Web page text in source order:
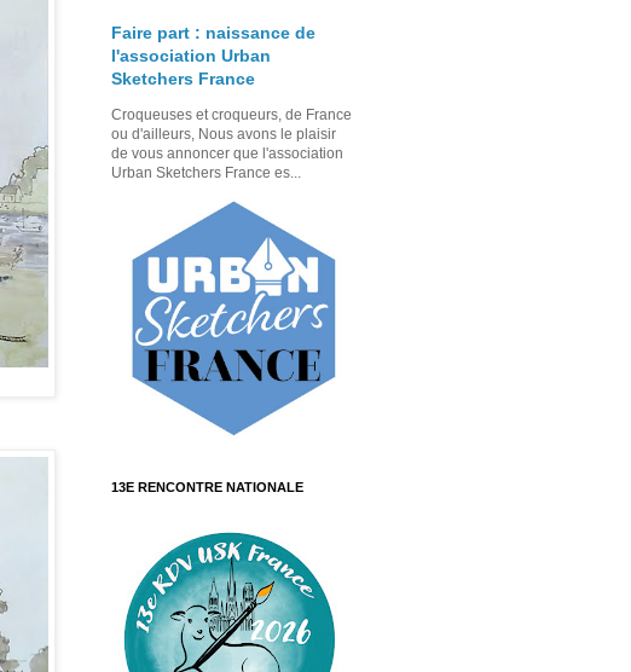
Faire part : naissance de
l'association Urban
Sketchers France
Croqueuses et croqueurs, de France
ou d'ailleurs, Nous avons le plaisir
de vous annoncer que l'association
Urban Sketchers France es...
13E RENCONTRE NATIONALE